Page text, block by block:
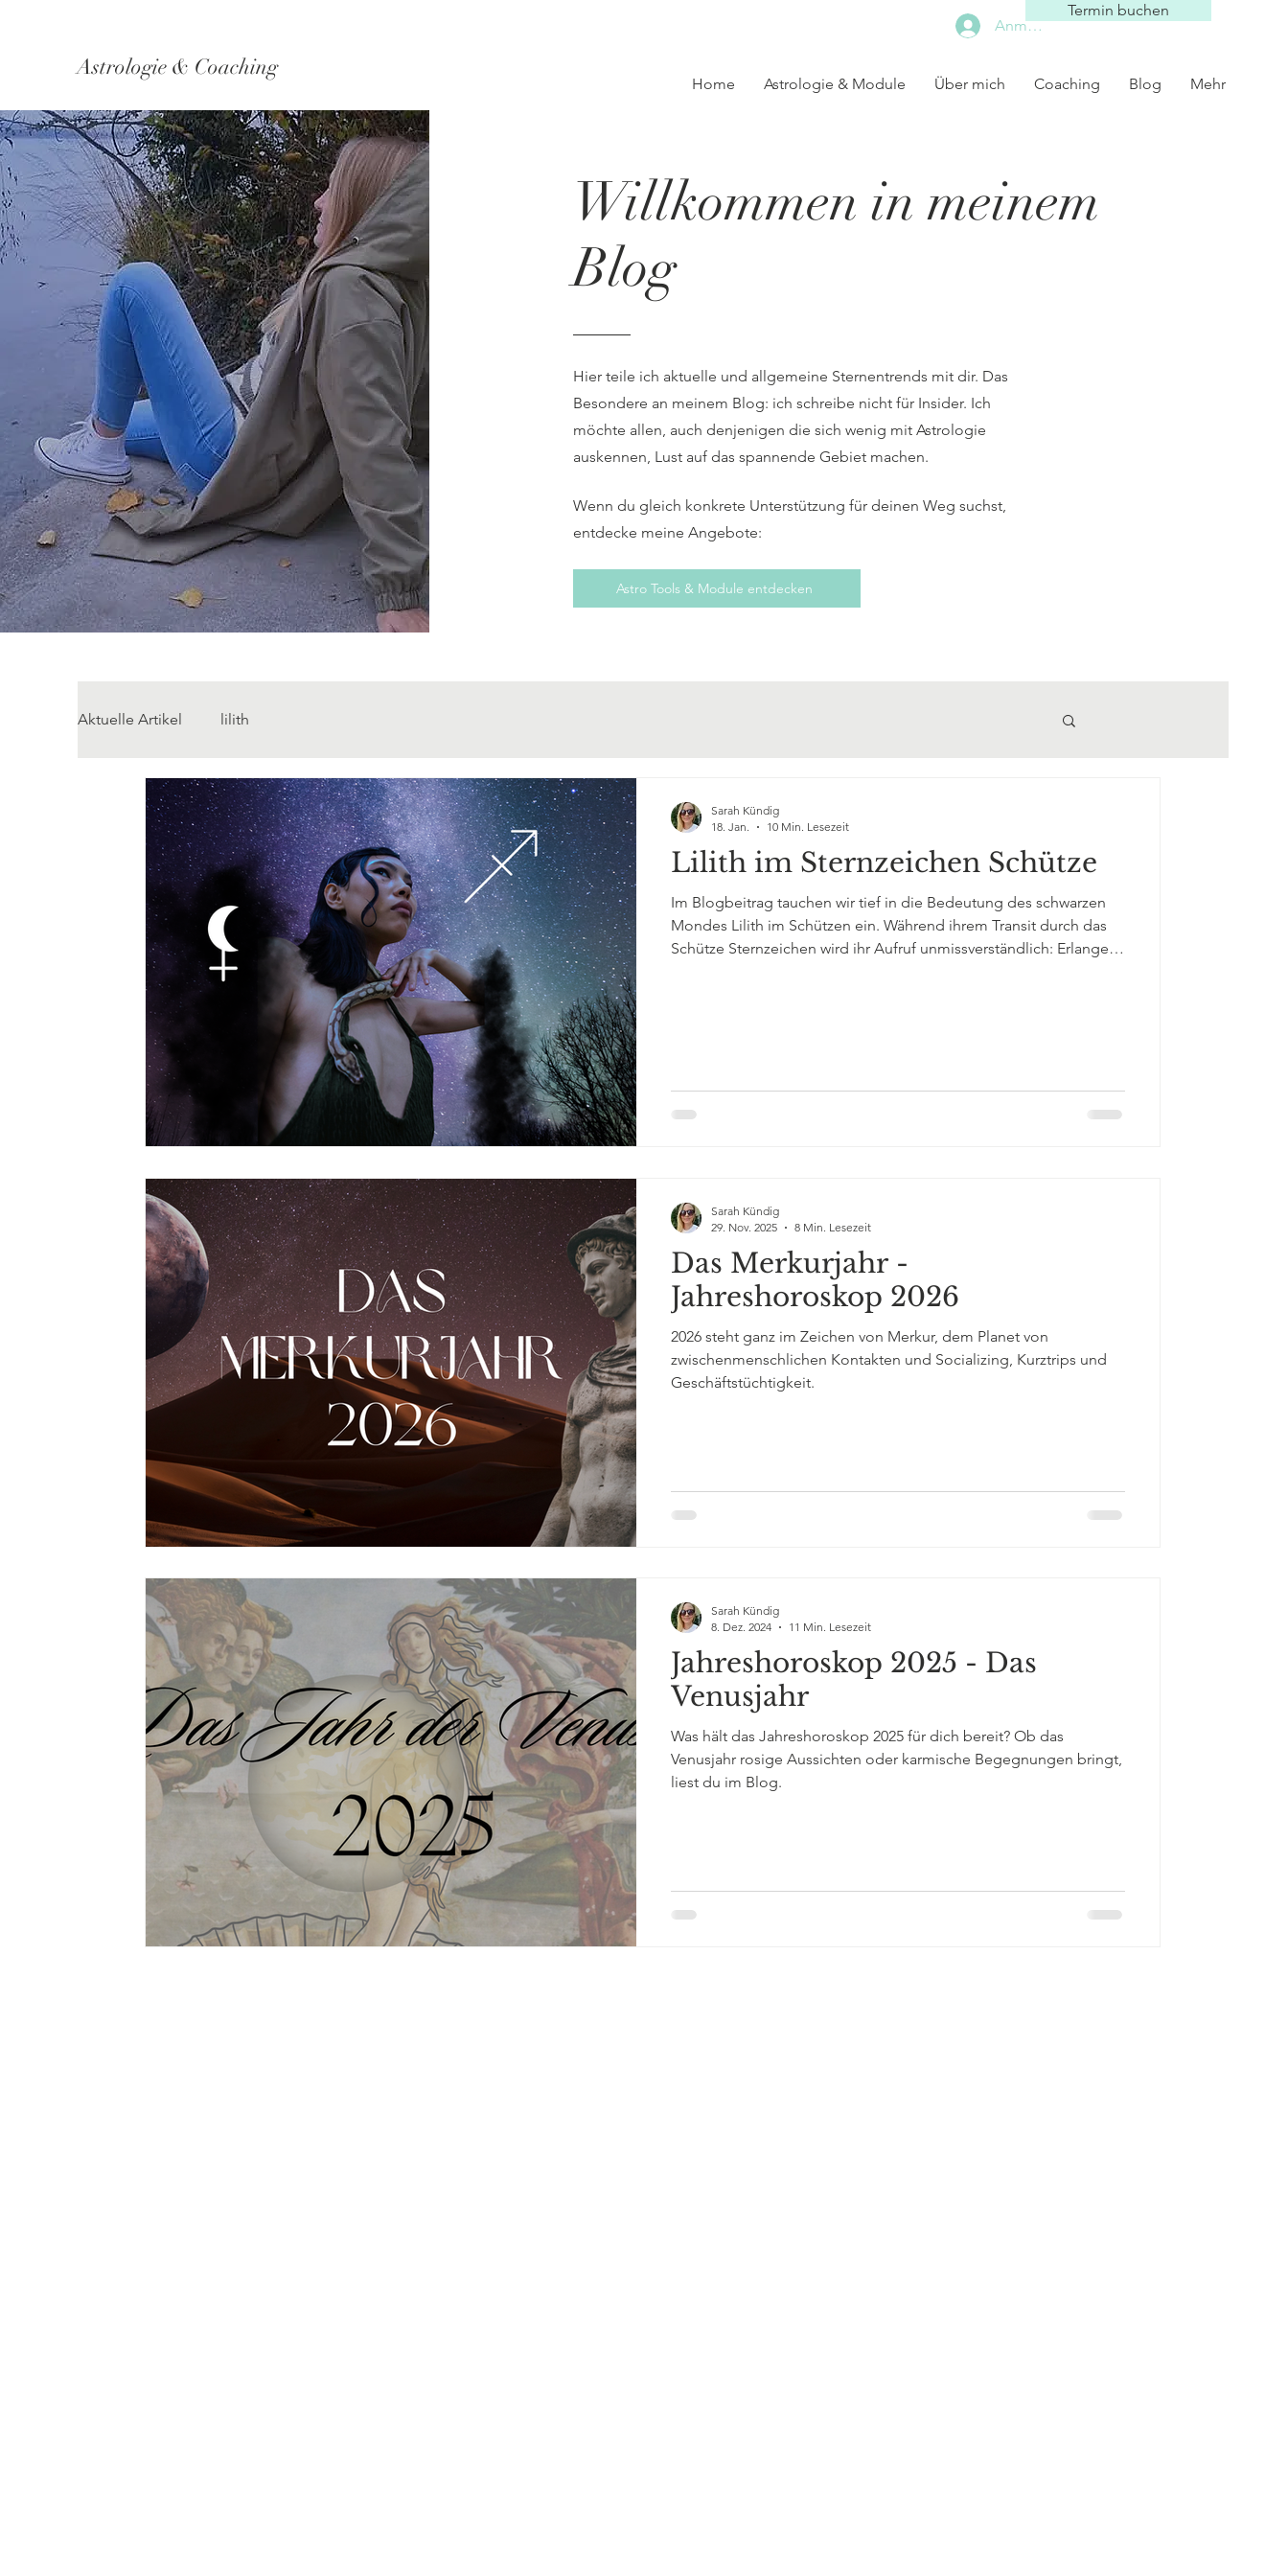
Astrologie & Coaching
Termin buchen
Anmelden
Home Astrologie & Module Über mich Coaching Blog Mehr
Willkommen in meinem
Blog
Hier teile ich aktuelle und allgemeine Sternentrends mit dir. Das
Besondere an meinem Blog: ich schreibe nicht für Insider. Ich
möchte allen, auch denjenigen die sich wenig mit Astrologie
auskennen, Lust auf das spannende Gebiet machen.
Wenn du gleich konkrete Unterstützung für deinen Weg suchst,
entdecke meine Angebote:
Astro Tools & Module entdecken
Aktuelle Artikel lilith
Lilith im Sternzeichen Schütze
Im Blogbeitrag tauchen wir tief in die Bedeutung des schwarzen
Mondes Lilith im Schützen ein. Während ihrem Transit durch das
Schütze Sternzeichen wird ihr Aufruf unmissverständlich: Erlange
Sarah Kündig
18. Jan.
10 Min. Lesezeit
Das Merkurjahr -
Jahreshoroskop 2026
2026 steht ganz im Zeichen von Merkur, dem Planet von
zwischenmenschlichen Kontakten und Socializing, Kurztrips und
Geschäftstüchtigkeit.
Sarah Kündig
29. Nov. 2025
8 Min. Lesezeit
Jahreshoroskop 2025 - Das
Venusjahr
Was hält das Jahreshoroskop 2025 für dich bereit? Ob das
Venusjahr rosige Aussichten oder karmische Begegnungen bringt,
liest du im Blog.
Sarah Kündig
8. Dez. 2024
11 Min. Lesezeit